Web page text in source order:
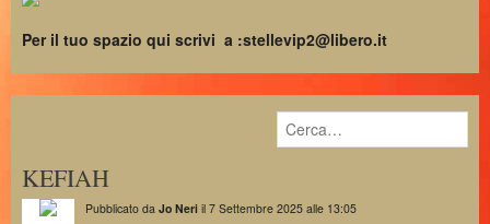
Per il tuo spazio qui scrivi a :stellevip2@libero.it
KEFIAH
Pubblicato da Jo Neri il 7 Settembre 2025 alle 13:05